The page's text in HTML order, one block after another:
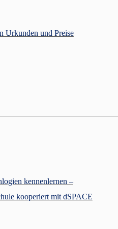
Urkunden und Preise
kennenlernen –
kooperiert mit dSPACE